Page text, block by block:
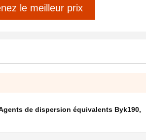
le meilleur prix
de dispersion équivalents Byk190,